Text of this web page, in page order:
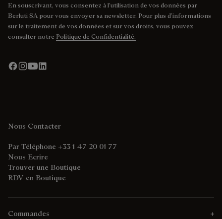
En souscrivant, vous consentez à l’utilisation de vos données par
Berluti SA pour vous envoyer sa newsletter. Pour plus d’informations
sur le traitement de vos données et sur vos droits, vous pouvez
consulter notre Politique de Confidentialité.
Nous Contacter
Par Téléphone +33 1 47 20 01 77
Nous Ecrire
Trouver une Boutique
RDV en Boutique
Commandes